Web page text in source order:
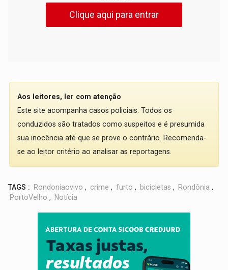
Clique aqui para entrar
Aos leitores, ler com atenção
Este site acompanha casos policiais. Todos os
conduzidos são tratados como suspeitos e é presumida
sua inocência até que se prove o contrário. Recomenda-
se ao leitor critério ao analisar as reportagens.
TAGS : Rondoniaovivo , crime , furto , bicicletas , Rondônia ,
PortoVelho , Notícia